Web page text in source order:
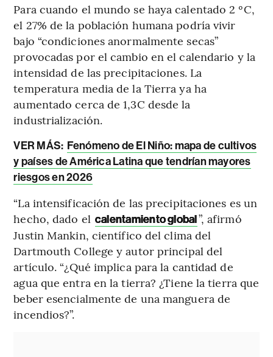
Para cuando el mundo se haya calentado 2 ºC,
el 27% de la población humana podría vivir
bajo “condiciones anormalmente secas”
provocadas por el cambio en el calendario y la
intensidad de las precipitaciones. La
temperatura media de la Tierra ya ha
aumentado cerca de 1,3C desde la
industrialización.
VER MÁS: Fenómeno de El Niño: mapa de cultivos
y países de América Latina que tendrían mayores
riesgos en 2026
“La intensificación de las precipitaciones es un
hecho, dado el calentamiento global”, afirmó
Justin Mankin, científico del clima del
Dartmouth College y autor principal del
artículo. “¿Qué implica para la cantidad de
agua que entra en la tierra? ¿Tiene la tierra que
beber esencialmente de una manguera de
incendios?”.